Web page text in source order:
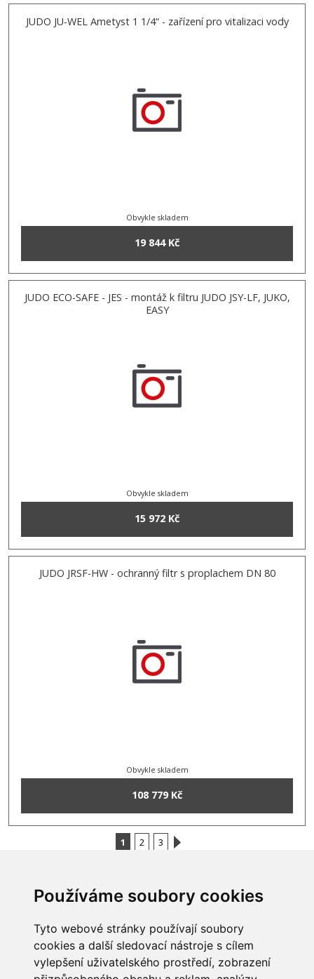
Používáme soubory cookies
Tyto webové stránky používají soubory
cookies a další sledovací nástroje s cílem
vylepšení uživatelského prostředí, zobrazení
JUDO JU-WEL Ametyst 1 1/4“ - zařízení pro vitalizaci vody
Obvykle skladem
19 844 Kč
JUDO ECO-SAFE - JES - montáž k filtru JUDO JSY-LF, JUKO,
EASY
Obvykle skladem
15 972 Kč
JUDO JRSF-HW - ochranný filtr s proplachem DN 80
Obvykle skladem
108 779 Kč
1 2 3
Obchodní podmínky
Zpracování a ochrana
osobních údajů
Všechna práva vyhrazena